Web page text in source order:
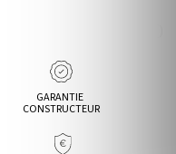
GARANTIE
CONSTRUCTEUR